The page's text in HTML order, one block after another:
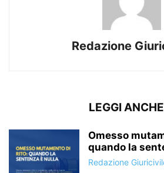
Redazione
LEGGI
Omesso
quando la
Redazione